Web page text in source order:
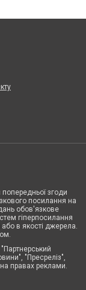
згоди
посилання на
обов'язкове
гіперпосилання
або в якості джерела.
"Пресреліз",
правах реклами.